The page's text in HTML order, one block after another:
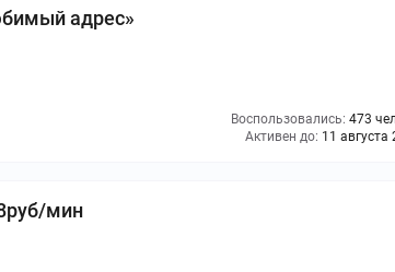
адрес»
Воспользовались: 473
Активен до: 11 августа
мин